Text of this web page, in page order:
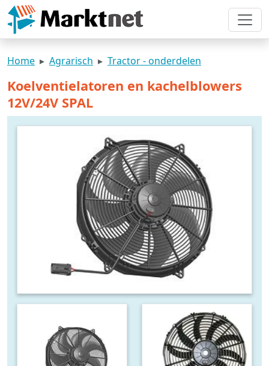
Home Agrarisch Tractor - onderdelen
Koelventielatoren en kachelblowers
12V/24V SPAL